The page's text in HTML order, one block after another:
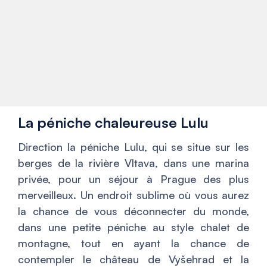
La péniche chaleureuse Lulu
Direction la péniche Lulu, qui se situe sur les
berges de la rivière Vltava, dans une marina
privée, pour un séjour à Prague des plus
merveilleux. Un endroit sublime où vous aurez
la chance de vous déconnecter du monde,
dans une petite péniche au style chalet de
montagne, tout en ayant la chance de
contempler le château de Vyšehrad et la